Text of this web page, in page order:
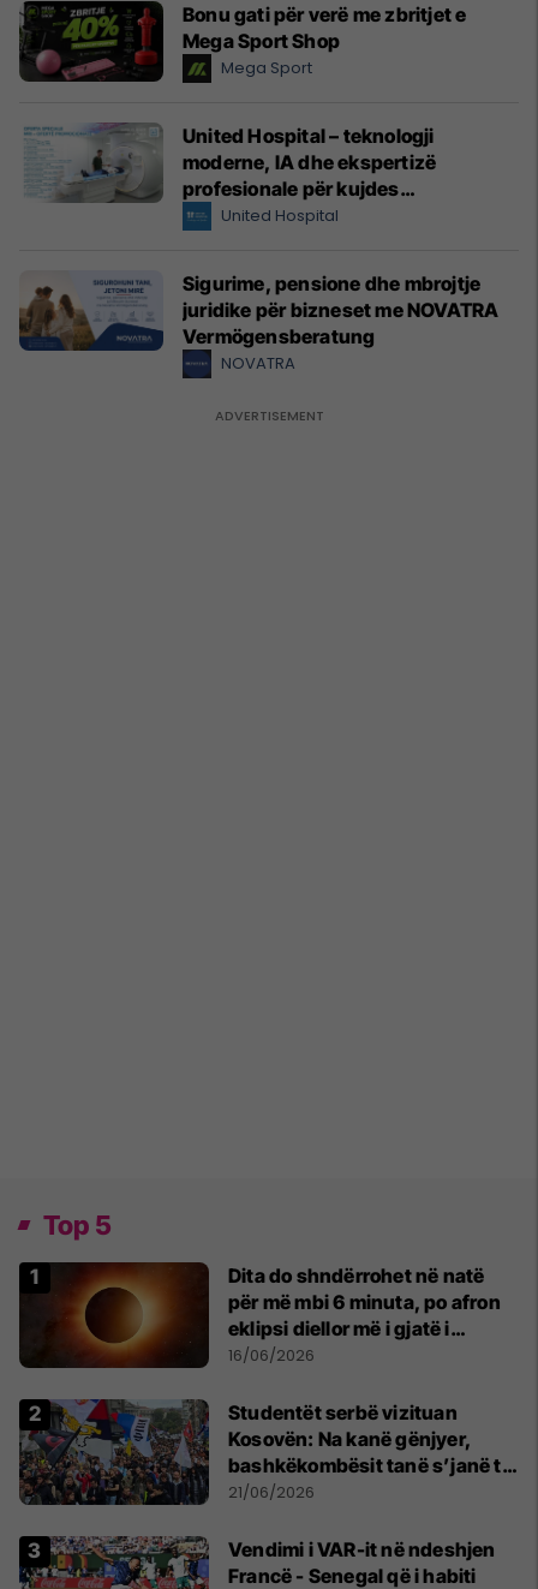
Bonu gati për verë me zbritjet e
Mega Sport Shop
Mega Sport
United Hospital – teknologji
moderne, IA dhe ekspertizë
profesionale për kujdes
shëndetësor me standarde
United Hospital
Sigurime, pensione dhe mbrojtje
juridike për bizneset me NOVATRA
Vermögensberatung
NOVATRA
Top 5
Dita do shndërrohet në natë
për më mbi 6 minuta, po afron
eklipsi diellor më i gjatë i
shekullit të 21-të
16/06/2026
Studentët serbë vizituan
Kosovën: Na kanë gënjyer,
bashkëkombësit tanë s’janë të
shtypur
21/06/2026
Vendimi i VAR-it në ndeshjen
Francë - Senegal që i habiti